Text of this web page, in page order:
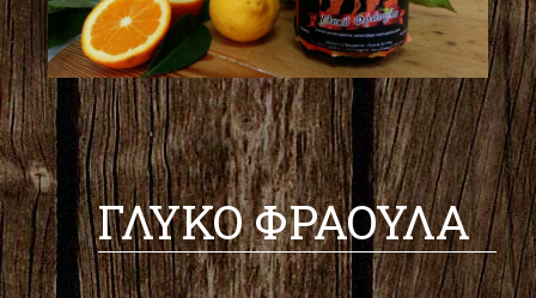
ΓΛΥΚΟ ΦΡΑΟΥΛΑ